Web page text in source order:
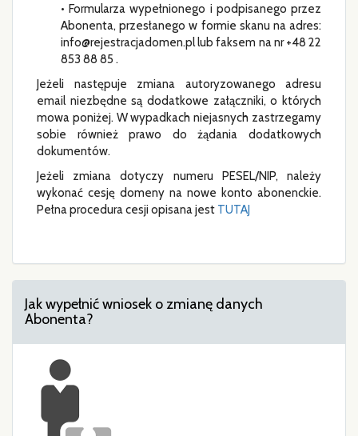
• Formularza wypełnionego i podpisanego przez
Abonenta, przesłanego w formie skanu na adres:
info@rejestracjadomen.pl lub faksem na nr +48 22
853 88 85 .
Jeżeli następuje zmiana autoryzowanego adresu
email niezbędne są dodatkowe załączniki, o których
mowa poniżej. W wypadkach niejasnych zastrzegamy
sobie również prawo do żądania dodatkowych
dokumentów.
Jeżeli zmiana dotyczy numeru PESEL/NIP, należy
wykonać cesję domeny na nowe konto abonenckie.
Pełna procedura cesji opisana jest TUTAJ
Jak wypełnić wniosek o zmianę danych
Abonenta?